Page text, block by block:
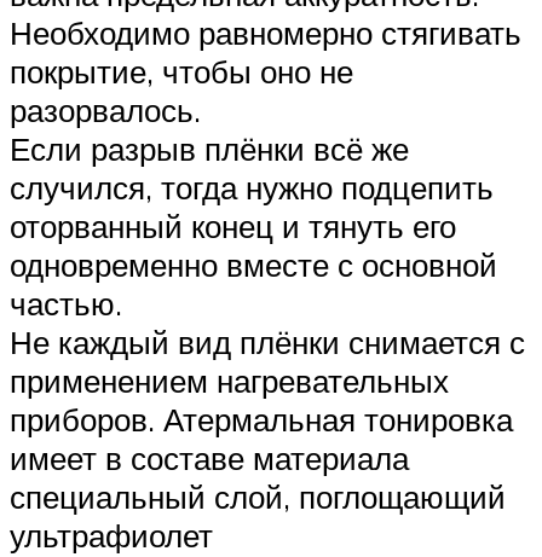
Необходимо равномерно стягивать
покрытие, чтобы оно не
разорвалось.
Если разрыв плёнки всё же
случился, тогда нужно подцепить
оторванный конец и тянуть его
одновременно вместе с основной
частью.
Не каждый вид плёнки снимается с
применением нагревательных
приборов. Атермальная тонировка
имеет в составе материала
специальный слой, поглощающий
ультрафиолет